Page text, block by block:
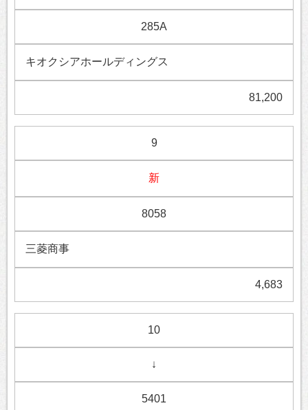
285A
キオクシアホールディングス
81,200
9
新
8058
三菱商事
4,683
10
↓
5401